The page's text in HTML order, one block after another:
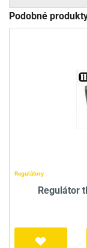
Podobné
Regulátory
Regulátor